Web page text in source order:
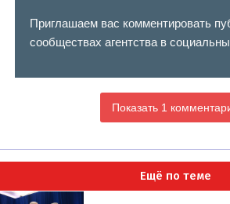
Приглашаем вас комментировать
сообществах агентства в
Показать 1
Ещё по теме